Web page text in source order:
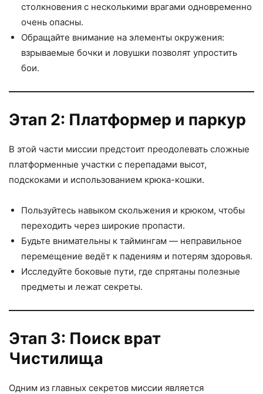
столкновения с несколькими врагами одновременно
очень опасны.
Обращайте внимание на элементы окружения:
взрываемые бочки и ловушки позволят упростить
бои.
Этап 2: Платформер и паркур
В этой части миссии предстоит преодолевать сложные
платформенные участки с перепадами высот,
подскоками и использованием крюка-кошки.
Пользуйтесь навыком скольжения и крюком, чтобы
переходить через широкие пропасти.
Будьте внимательны к таймингам — неправильное
перемещение ведёт к падениям и потерям здоровья.
Исследуйте боковые пути, где спрятаны полезные
предметы и лежат секреты.
Этап 3: Поиск врат
Чистилища
Одним из главных секретов миссии является